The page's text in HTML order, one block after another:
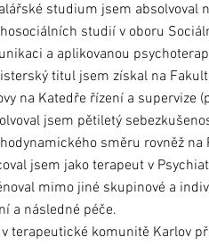
studium jsem absolvoval
studií v oboru
a aplikovanou
titul jsem získal na
na Katedře řízení a supervize
jsem pětiletý
směru rovněž na
jsem jako terapeut v
mimo jiné skupinové a
a následné péče.
v terapeutické komunitě Karlov